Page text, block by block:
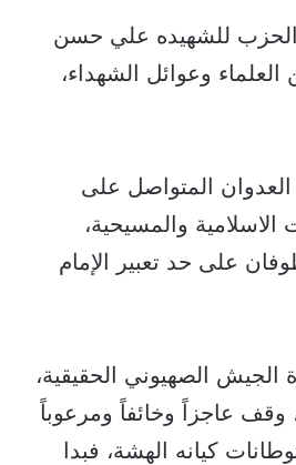
الحزب للشهيده علي حسن
وعوائل الشهداء،
المتواصل على
والمسيحية،
على حد تعبير الإمام
الصهيوني الحقيقية،
وقف عاجزاً وخائفاً ومرعوباً
كيانه الهشة، فبدا